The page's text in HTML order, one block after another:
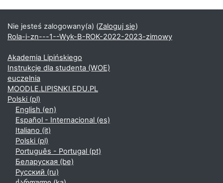
Nie jesteś zalogowany(a) (Zaloguj się)
Rola-i-zn---1--Wyk-B-ROK-2022-2023-zimowy
Akademia Lipińskiego
Instrukcje dla studenta (WOE)
euczelnia
MOODLE.LIPISNKI.EDU.PL
Polski ‎(pl)‎
English ‎(en)‎
Español - Internacional ‎(es)‎
Italiano ‎(it)‎
Polski ‎(pl)‎
Português - Portugal ‎(pt)‎
Беларуская ‎(be)‎
Русский ‎(ru)‎